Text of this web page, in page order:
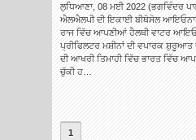
ਲੁਧਿਆਣਾ, 08 ਮਈ 2022 (ਭਗਵਿੰਦਰ
ਐਲਐਲਪੀ ਦੀ ਇਕਾਈ ਬੀਥੋਸੋਲ
ਰਾਜ ਵਿੱਚ ਆਪਣੀਆਂ ਹੈਲਥੀ ਵਾਟਰ
ਪ੍ਰੀਫਿਲਟਰ ਮਸ਼ੀਨਾਂ ਦੀ ਵਪਾਰਕ ਸ਼ੁਰੂਆਤ
ਦੀ ਆਖਰੀ ਤਿਮਾਹੀ ਵਿੱਚ ਭਾਰਤ ਵਿੱਚ
ਚੁੱਕੀ ਹ…
1